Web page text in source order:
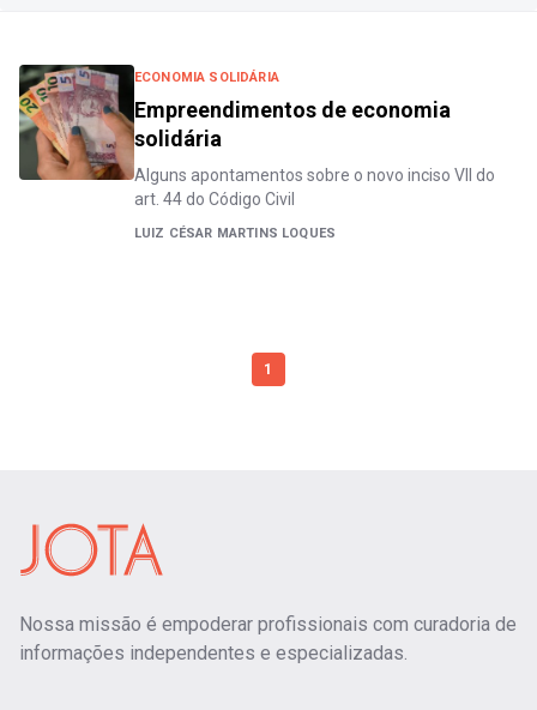
ECONOMIA SOLIDÁRIA
Empreendimentos de economia
solidária
Alguns apontamentos sobre o novo inciso VII do
art. 44 do Código Civil
LUIZ CÉSAR MARTINS LOQUES
1
Nossa missão é empoderar profissionais com curadoria de
informações independentes e especializadas.